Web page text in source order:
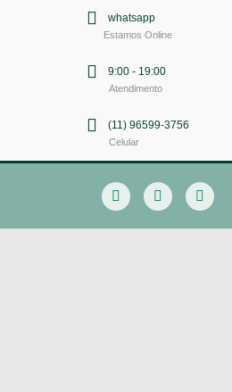
whatsapp
Estamos Online
9:00 - 19:00
Atendimento
(11) 96599-3756
Celular